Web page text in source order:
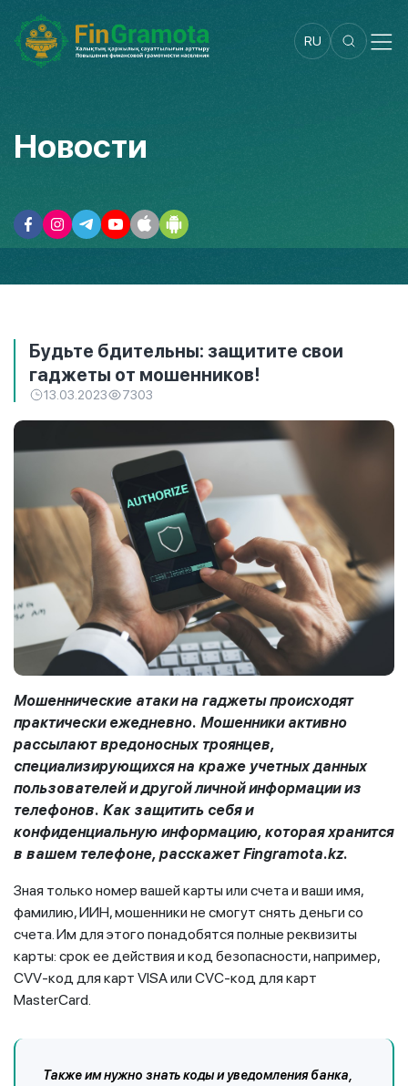
RU
Новости
Будьте бдительны: защитите свои
гаджеты от мошенников!
13.03.2023 7303
Мошеннические атаки на гаджеты происходят
практически ежедневно. Мошенники активно
рассылают вредоносных троянцев,
специализирующихся на краже учетных данных
пользователей и другой личной информации из
телефонов. Как защитить себя и
конфиденциальную информацию, которая хранится
в вашем телефоне, расскажет Fingramota.kz.
Зная только номер вашей карты или счета и ваши имя,
фамилию, ИИН, мошенники не смогут снять деньги со
счета. Им для этого понадобятся полные реквизиты
карты: срок ее действия и код безопасности, например,
CVV-код для карт VISA или CVC-код для карт
MasterCard.
Также им нужно знать коды и уведомления банка,